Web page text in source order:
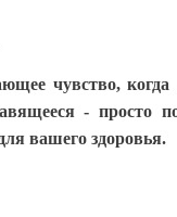
чувство,
- просто
вашего здоровья.